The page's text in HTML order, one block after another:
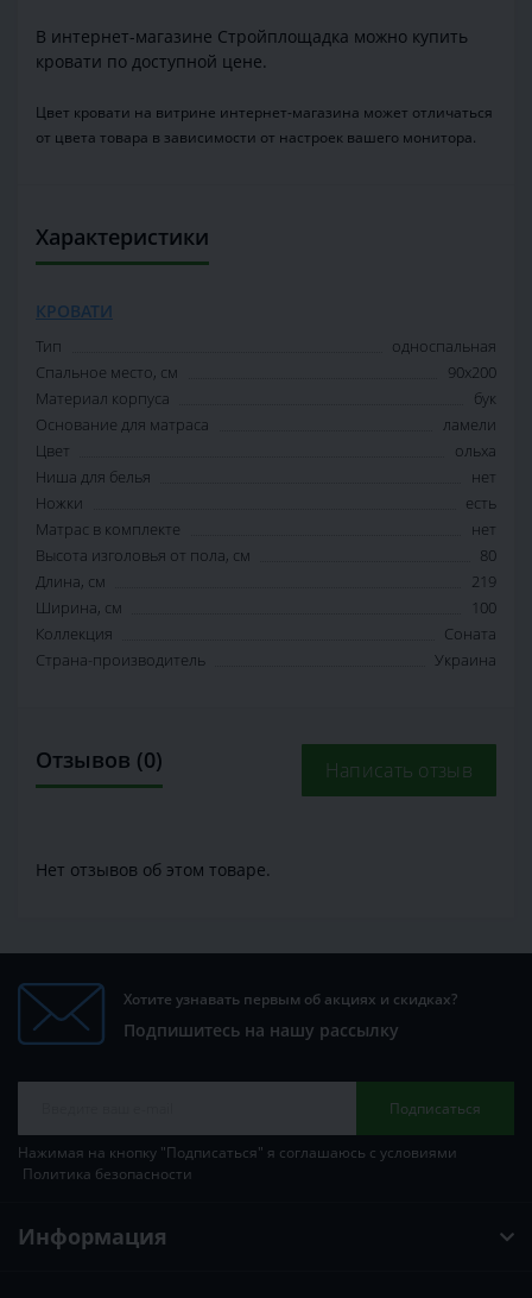
В интернет-магазине Стройплощадка можно купить
кровати по доступной цене.
Цвет кровати на витрине интернет-магазина может отличаться
от цвета товара в зависимости от настроек вашего монитора.
Характеристики
КРОВАТИ
Тип
односпальная
Спальное место, см
90х200
Материал корпуса
бук
Основание для матраса
ламели
Цвет
ольха
Ниша для белья
нет
Ножки
есть
Матрас в комплекте
нет
Высота изголовья от пола, см
80
Длина, см
219
Ширина, см
100
Коллекция
Соната
Страна-производитель
Украина
Отзывов (0) Написать отзыв
Нет отзывов об этом товаре.
Хотите узнавать первым об акциях и скидках?
Подпишитесь на нашу рассылку
Подписаться
Нажимая на кнопку "Подписаться" я соглашаюсь с условиями
Политика безопасности
Информация